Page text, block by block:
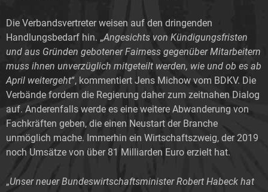
Die Verbandsvertreter weisen auf den dringenden
Handlungsbedarf hin. „Angesichts von Kündigungsfristen
und aus Gründen gebotener Fairness gegenüber Mitarbeitern
muss ihnen unverzüglich mitgeteilt werden, wie und ob es ab
April weitergeht“, kommentiert Jens Michow vom BDKV. Die
Verbände fordern die Regierung daher zum zeitnahen Dialog
auf. Anderenfalls werde es eine weitere Abwanderung von
Fachkräften geben, die einen Neustart der Branche
unmöglich mache. Immerhin ein Wirtschaftszweig, der 2019
noch Umsätze von über 81 Milliarden Euro erzielt hat.
„Unser neuer Bundeswirtschaftsminister Robert Habeck hat